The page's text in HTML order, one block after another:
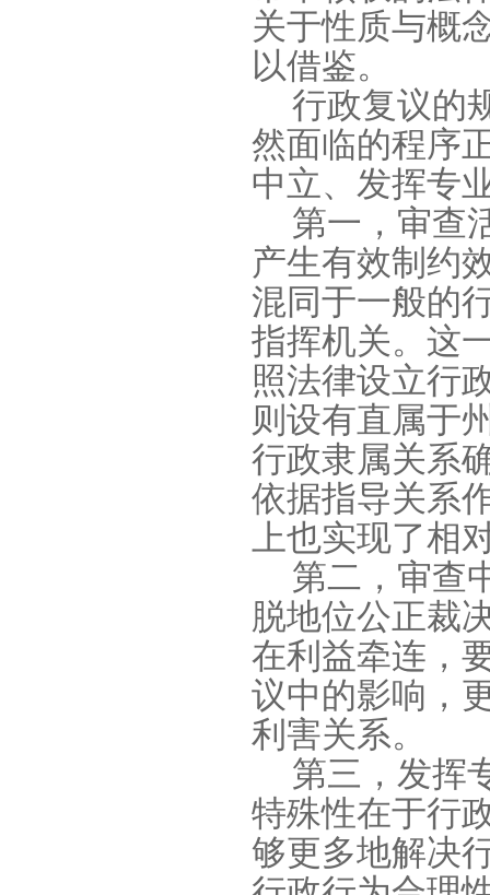
关于性质与概
以借鉴。
行政复议的
然面临的程序
中立、发挥专
第一，审查
产生有效制约
混同于一般的
指挥机关。这
照法律设立行
则设有直属于
行政隶属关系
依据指导关系
上也实现了相
第二，审查
脱地位公正裁
在利益牵连，
议中的影响，
利害关系。
第三，发挥
特殊性在于行
够更多地解决